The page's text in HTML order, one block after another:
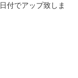
付でアップ致しま